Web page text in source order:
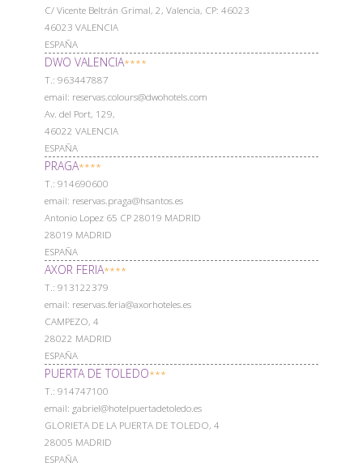
C/ Vicente Beltrán Grimal, 2, Valencia, CP: 46023
46023 VALENCIA
ESPAÑA
DWO VALENCIA****
Т.: 963447887
email: reservas.colours@dwohotels.com
Av. del Port, 129,
46022 VALENCIA
ESPAÑA
PRAGA****
Т.: 914690600
email: reservas.praga@hsantos.es
Antonio Lopez 65 CP 28019 MADRID
28019 MADRID
ESPAÑA
AXOR FERIA****
Т.: 913122379
email: reservas.feria@axorhoteles.es
CAMPEZO, 4
28022 MADRID
ESPAÑA
PUERTA DE TOLEDO***
Т.: 914747100
email: gabriel@hotelpuertadetoledo.es
GLORIETA DE LA PUERTA DE TOLEDO, 4
28005 MADRID
ESPAÑA